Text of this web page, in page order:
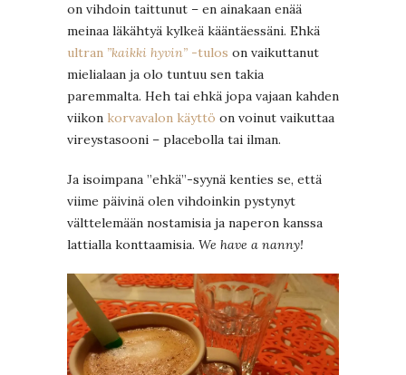
on vihdoin taittunut – en ainakaan enää
meinaa läkähtyä kylkeä kääntäessäni. Ehkä
ultran ”kaikki hyvin” -tulos on vaikuttanut
mielialaan ja olo tuntuu sen takia
paremmalta. Heh tai ehkä jopa vajaan kahden
viikon korvavalon käyttö on voinut vaikuttaa
vireystasooni – placebolla tai ilman.
Ja isoimpana ”ehkä”-syynä kenties se, että
viime päivinä olen vihdoinkin pystynyt
välttelemään nostamisia ja naperon kanssa
lattialla konttaamisia. We have a nanny!